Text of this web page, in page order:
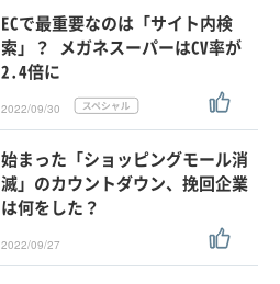
ECで最重要なのは「サイト内検
索」？ メガネスーパーはCV率が
2.4倍に
2022/09/30
始まった「ショッピングモール消
滅」のカウントダウン、挽回企業
は何をした？
2022/09/27